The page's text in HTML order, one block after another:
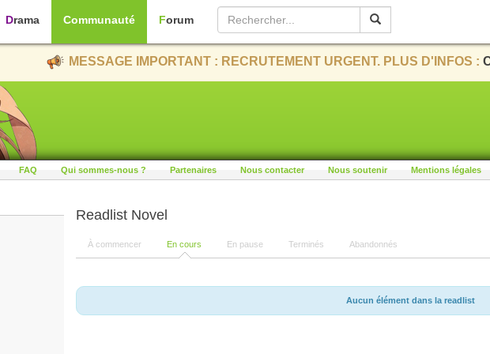
Drama Communauté Forum
MESSAGE IMPORTANT : RECRUTEMENT URGENT. PLUS D'INFOS :
FAQ Qui sommes-nous ? Partenaires Nous contacter Nous soutenir Mentions légales
Readlist Novel
À commencer En cours En pause Terminés Abandonnés
Aucun élément dans la readlist